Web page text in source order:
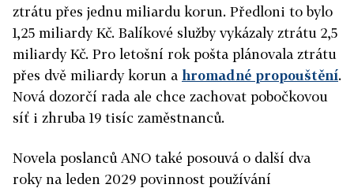
ztrátu přes jednu miliardu korun. Předloni to bylo
1,25 miliardy Kč. Balíkové služby vykázaly ztrátu 2,5
miliardy Kč. Pro letošní rok pošta plánovala ztrátu
přes dvě miliardy korun a hromadné propouštění.
Nová dozorčí rada ale chce zachovat pobočkovou
síť i zhruba 19 tisíc zaměstnanců.
Novela poslanců ANO také posouvá o další dva
roky na leden 2029 povinnost používání